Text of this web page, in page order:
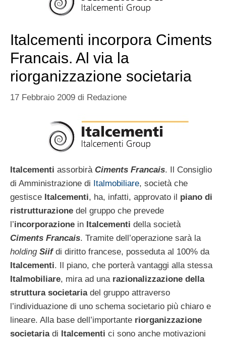
Italcementi incorpora Ciments
Francais. Al via la
riorganizzazione societaria
17 Febbraio 2009 di Redazione
Italcementi assorbirà Ciments Francais. Il Consiglio
di Amministrazione di Italmobiliare, società che
gestisce Italcementi, ha, infatti, approvato il piano di
ristrutturazione del gruppo che prevede
l’incorporazione in Italcementi della società
Ciments Francais. Tramite dell’operazione sarà la
holdingSiifdi diritto francese, posseduta al 100% da
Italcementi. Il piano, che porterà vantaggi alla stessa
Italmobiliare, mira ad una razionalizzazione della
struttura societariadel gruppo attraverso
l’individuazione di uno schema societario più chiaro e
lineare. Alla base dell’importante riorganizzazione
societariadi Italcementi ci sono anche motivazioni